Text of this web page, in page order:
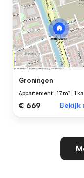
Groningen
Appartement |17 m² 1
€ 669 Bekijk